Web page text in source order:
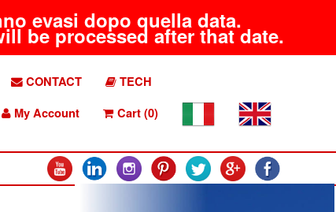
evasi dopo quella data.
be processed after that date.
CONTACT
TECH
My Account
Cart (0)